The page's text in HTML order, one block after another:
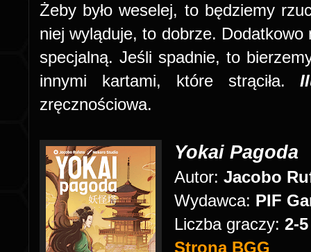
Żeby było weselej, to będziemy
niej wyląduje, to dobrze.
specjalną. Jeśli spadnie, to
innymi kartami, które strąciła.
zręcznościowa.
Yokai Pagoda
Autor: Jacobo
Wydawca: PIF
Liczba graczy: 2-5
Strona BGG